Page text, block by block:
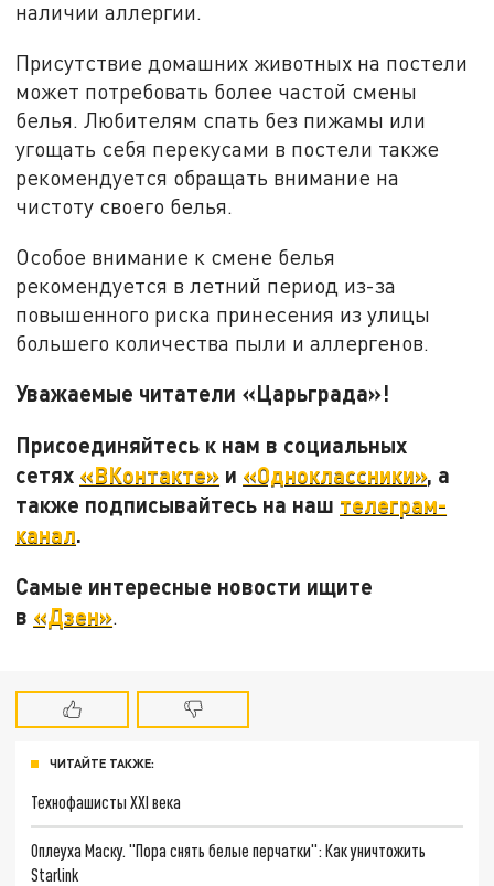
наличии аллергии.
Присутствие домашних животных на постели
может потребовать более частой смены
белья. Любителям спать без пижамы или
угощать себя перекусами в постели также
рекомендуется обращать внимание на
чистоту своего белья.
Особое внимание к смене белья
рекомендуется в летний период из-за
повышенного риска принесения из улицы
большего количества пыли и аллергенов.
Уважаемые читатели «Царьграда»!
Присоединяйтесь к нам в социальных
сетях «ВКонтакте» и «Одноклассники», а
также подписывайтесь на наш телеграм-
канал.
Самые интересные новости ищите
в «Дзен»
ЧИТАЙТЕ ТАКЖЕ:
Технофашисты XXI века
Оплеуха Маску. "Пора снять белые перчатки": Как уничтожить
Starlink